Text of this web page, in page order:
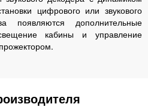
цифрового или звукового
появляются дополнительные
кабины и управление